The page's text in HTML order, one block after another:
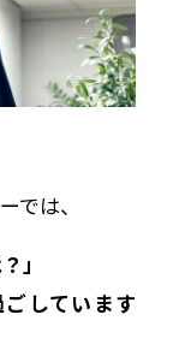
では、
」
しています